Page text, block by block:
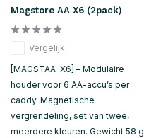
Magstore AA X6 (2pack)
Vergelijk
[MAGSTAA-X6] – Modulaire
houder voor 6 AA-accu’s per
caddy. Magnetische
vergrendeling, set van twee,
meerdere kleuren. Gewicht 58 g